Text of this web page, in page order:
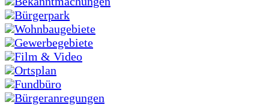
Bürgerpark
Wohnbaugebiete
Gewerbegebiete
Film & Video
Ortsplan
Fundbüro
Bürgeranregungen